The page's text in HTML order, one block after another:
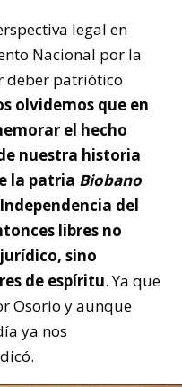
legal en
Nacional por la
deber patriótico
olvidemos que en
el hecho
nuestra historia
la patria Biobano
del
libres no
sino
de espíritu. Ya que
Osorio y aunque
ya nos